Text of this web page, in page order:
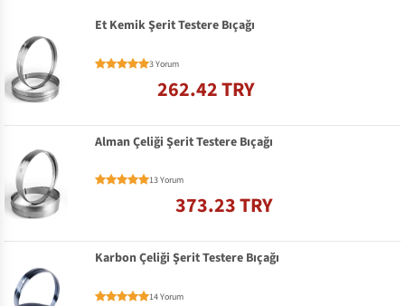
Et Kemik Şerit Testere Bıçağı
3 Yorum
262.42 TRY
Alman Çeliği Şerit Testere Bıçağı
13 Yorum
373.23 TRY
Karbon Çeliği Şerit Testere Bıçağı
14 Yorum